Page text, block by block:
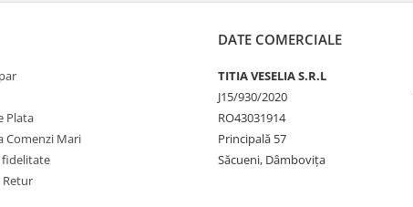
Plata
Comenzi Mari
fidelitate
Retur
DATE COMERCIALE
TITIA VESELIA S.R.L
J15/930/2020
RO43031914
Principală 57
Săcueni, Dâmbovița